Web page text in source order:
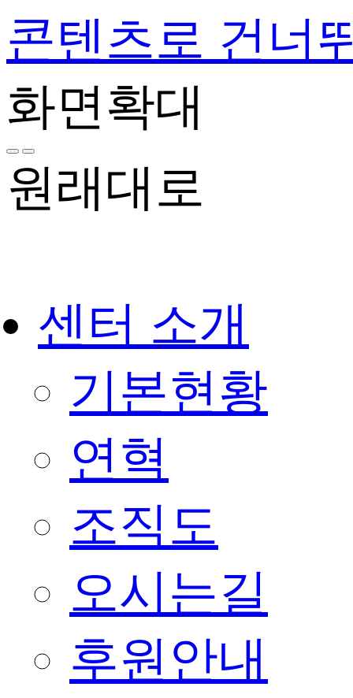
콘텐츠로 건너
화면확대
원래대로
센터 소개
기본현황
연혁
조직도
오시는길
후원안내